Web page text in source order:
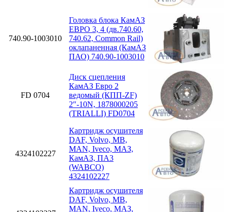
740.90-1003010
Головка блока КамАЗ
ЕВРО 3, 4 (дв.740.60,
740.62, Common Rail)
оклапаненная (КамАЗ
ПАО) 740.90-1003010
FD 0704
Диск сцепления
КамАЗ Евро 2
ведомый (КПП-ZF)
2″-10N, 1878000205
(TRIALLI) FD0704
4324102227
Картридж осушителя
DAF, Volvo, MB,
MAN, Iveco, МАЗ,
КамАЗ, ПА3
(WABCO)
4324102227
Картридж осушителя
DAF, Volvo, MB,
MAN, Iveco, МАЗ,